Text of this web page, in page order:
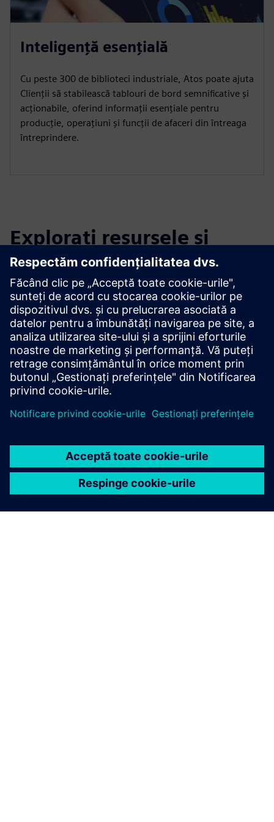
Inteligență esențială
Cu peste 300 de biblioteci industriale, Atos poate ajuta
Clienții să stabilească tablouri de bord semnificative și
acționabile, oferind informații esențiale pentru
producție, operațiuni și funcții de afaceri din întreaga
întreprindere.
Explorați resursele și
produsele conexe
Informații și resurse suplimentare
Soluții Digitale la Atos
Fabricare - Atos
Atos Practice - Industry 360